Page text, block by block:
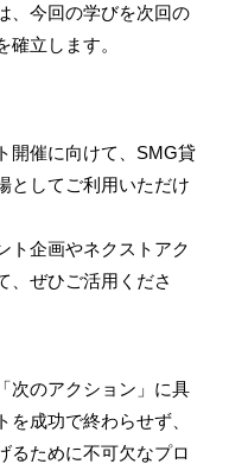
、今回の学びを次回の
立します。
開催に向けて、SMG貸
としてご利用いただけ
ト企画やネクストアク
、ぜひご活用くださ
次のアクション」に具
成功で終わらせず、
るために不可欠なプロ